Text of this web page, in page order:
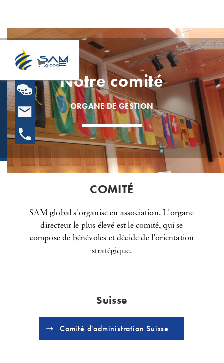
Notre comité
ORGANE DE GESTION
COMITÉ
SAM global s'organise en association. L'organe
directeur le plus élevé est le comité, qui se
compose de bénévoles et décide de l'orientation
stratégique.
Suisse
Comité d'administration Suisse